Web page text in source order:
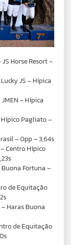
Horse Resort –
JS – Hípica
– Hípica
Pagliato –
– 0pp – 3,64s
Centro Hípico
Fortuna –
de Equitação
Haras Buona
de Equitação